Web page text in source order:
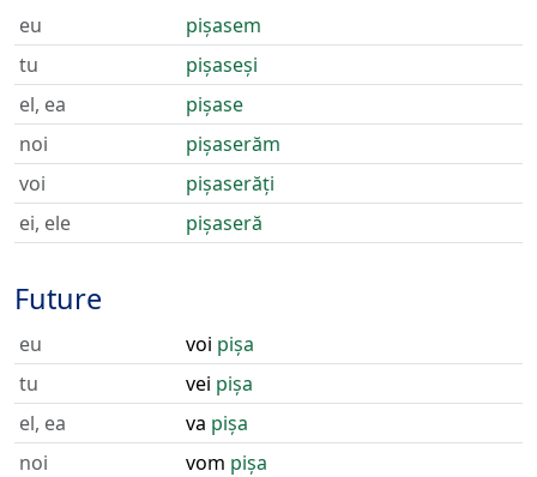
eu
pișasem
tu
pișaseși
el, ea
pișase
noi
pișaserăm
voi
pișaserăți
ei, ele
pișaseră
Future
eu voi pișa
tu
vei pișa
el, ea
va pișa
noi
vom pișa